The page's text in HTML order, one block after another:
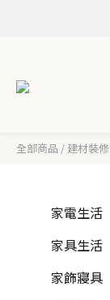
全部商品 / 建材裝修
家電生活
家具生活
家飾寢具